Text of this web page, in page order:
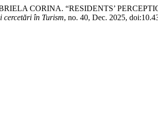
CORINA. “RESIDENTS’
cercetări în Turism, no. 40, Dec. 2025,